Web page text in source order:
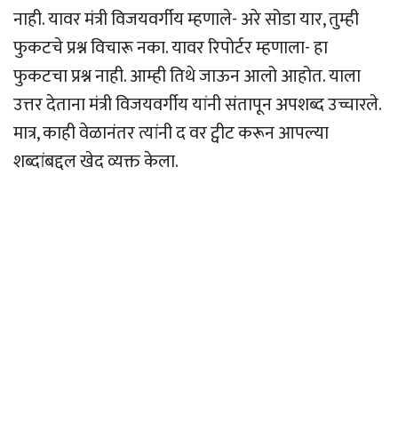
नाही. यावर मंत्री विजयवर्गीय म्हणाले- अरे सोडा यार, तुम्ही
फुकटचे प्रश्न विचारू नका. यावर रिपोर्टर म्हणाला- हा
फुकटचा प्रश्न नाही. आम्ही तिथे जाऊन आलो आहोत. याला
उत्तर देताना मंत्री विजयवर्गीय यांनी संतापून अपशब्द उच्चारले.
मात्र, काही वेळानंतर त्यांनी द वर ट्वीट करून आपल्या
शब्दांबद्दल खेद व्यक्त केला.